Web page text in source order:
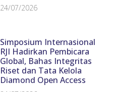
24/07/2026
Simposium Internasional
RJI Hadirkan Pembicara
Global, Bahas Integritas
Riset dan Tata Kelola
Diamond Open Access